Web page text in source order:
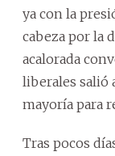
ya con la
cabeza por la
acalorada
liberales salió
mayoría para
Tras pocos